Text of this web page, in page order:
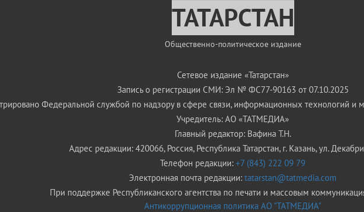
ТАТАРСТАН
Общественно-политическое издание
Сетевое издание «Татарстан»
Запись о регистрации СМИ: Эл № ФС77-90163 от 07.10.2025
Федеральной службой по надзору в сфере связи, информационных технологий и
Учредитель: АО «ТАТМЕДИА»
Главный редактор: Вафина Т.Н.
Адрес редакции: 420066, Россия, Республика Татарстан, г. Казань, ул.
Телефон редакции: +7 (843) 222 09 79
Электронная почта редакции: tatarstan@tatmedia.com
При поддержке Республиканского агентства по печати и массовым
Антикоррупционная политика АО "ТАТМЕДИА"